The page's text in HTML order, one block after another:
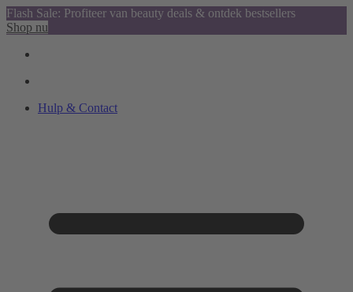
Flash Sale: Profiteer van beauty deals & ontdek bestsellers
Shop nu
Hulp & Contact